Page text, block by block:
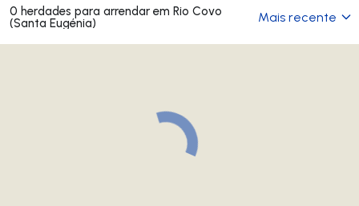
0 herdades para arrendar em Rio Covo
(Santa Eugénia) Mais recente